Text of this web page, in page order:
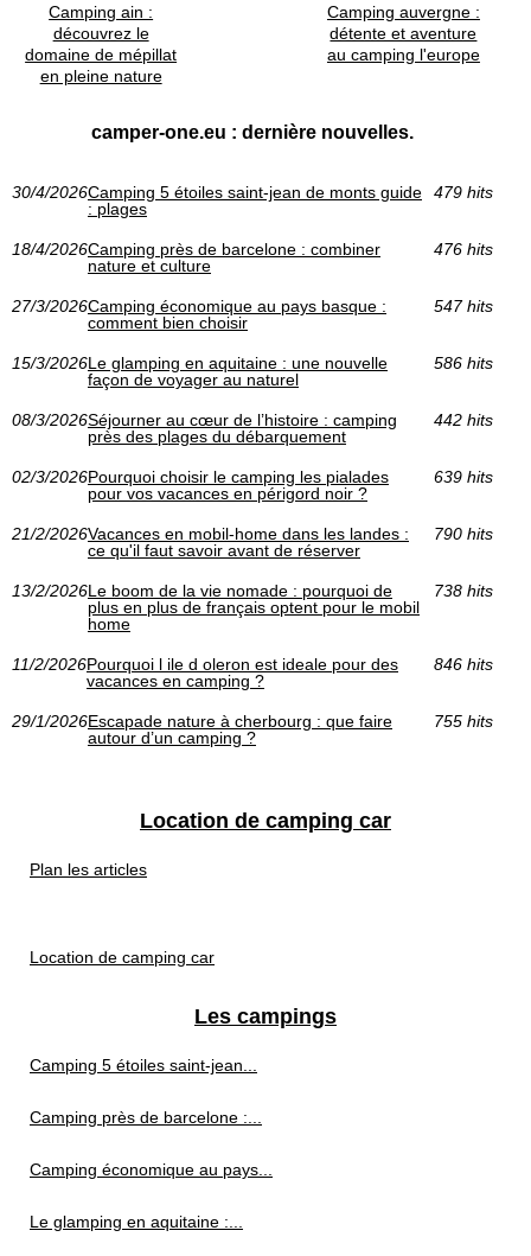
Camping ain :
découvrez le
domaine de mépillat
en pleine nature
Camping auvergne :
détente et aventure
au camping l'europe
camper-one.eu : dernière nouvelles.
30/4/2026Camping 5 étoiles saint-jean de monts guide
: plages
479 hits
18/4/2026Camping près de barcelone : combiner
nature et culture
476 hits
27/3/2026Camping économique au pays basque :
comment bien choisir
547 hits
15/3/2026Le glamping en aquitaine : une nouvelle
façon de voyager au naturel
586 hits
08/3/2026Séjourner au cœur de l’histoire : camping
près des plages du débarquement
442 hits
02/3/2026Pourquoi choisir le camping les pialades
pour vos vacances en périgord noir ?
639 hits
21/2/2026Vacances en mobil-home dans les landes :
ce qu'il faut savoir avant de réserver
790 hits
13/2/2026Le boom de la vie nomade : pourquoi de
plus en plus de français optent pour le mobil
home
738 hits
11/2/2026Pourquoi l ile d oleron est ideale pour des
vacances en camping ?
846 hits
29/1/2026Escapade nature à cherbourg : que faire
autour d’un camping ?
755 hits
Location de camping car
Plan les articles
Location de camping car
Les campings
Camping 5 étoiles saint-jean...
Camping près de barcelone :...
Camping économique au pays...
Le glamping en aquitaine :...